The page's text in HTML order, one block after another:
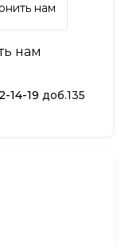
нам
нам
14-19 доб.135